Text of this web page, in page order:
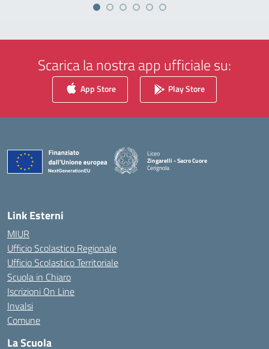
Scarica la nostra app ufficiale su:
App Store Play Store
Liceo
Zingarelli - Sacro Cuore
Cerignola
— Visita la pagina iniziale della scuola
Link Esterni
MIUR
Ufficio Scolastico Regionale
Ufficio Scolastico Territoriale
Scuola in Chiaro
Iscrizioni On Line
Invalsi
Comune
La Scuola